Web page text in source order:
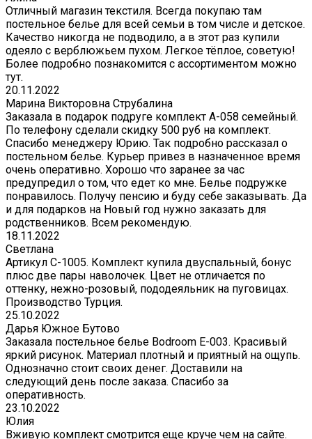
Отличный магазин текстиля. Всегда покупаю там
постельное белье для всей семьи в том числе и детское.
Качество никогда не подводило, а в этот раз купили
одеяло с верблюжьем пухом. Легкое тёплое, советую!
Более подробно познакомится с ассортиментом можно
тут.
20.11.2022
Марина Викторовна Струбалина
Заказала в подарок подруге комплект А-058 семейный.
По телефону сделали скидку 500 руб на комплект.
Спасибо менеджеру Юрию. Так подробно рассказал о
постельном белье. Курьер привез в назначенное время
очень оперативно. Хорошо что заранее за час
предупредил о том, что едет ко мне. Белье подружке
понравилось. Получу пенсию и буду себе заказывать. Да
и для подарков на Новый год нужно заказать для
родственников. Всем рекомендую.
18.11.2022
Светлана
Артикул С-1005. Комплект купила двуспальный, бонус
плюс две пары наволочек. Цвет не отличается по
оттенку, нежно-розовый, пододеяльник на пуговицах.
Производство Турция.
25.10.2022
Дарья Южное Бутово
Заказала постельное белье Bodroom E-003. Красивый
яркий рисунок. Материал плотный и приятный на ощупь.
Однозначно стоит своих денег. Доставили на
следующий день после заказа. Спасибо за
оперативность.
23.10.2022
Юлия
Вживую комплект смотрится еще круче чем на сайте.